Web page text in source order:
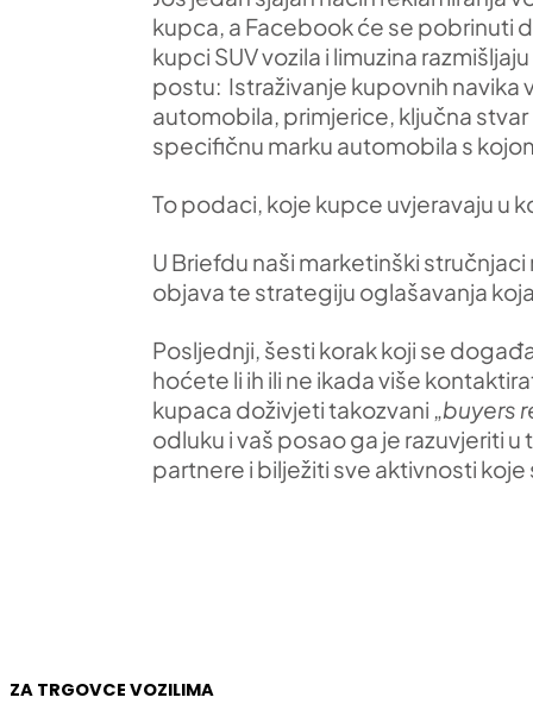
kupca, a Facebook će se pobrinuti
kupci SUV vozila i limuzina
postu: Istraživanje kupovnih navika
automobila, primjerice, ključna
specifičnu marku automobila s
To podaci, koje kupce uvjeravaju u
U Briefdu naši marketinški
objava te strategiju oglašavanja
Posljednji, šesti korak koji se
hoćete li ih ili ne ikada više
kupaca doživjeti takozvani „buyers
odluku i vaš posao ga je razuvjeriti
partnere i bilježiti sve aktivnosti
ZA TRGOVCE VOZILIMA